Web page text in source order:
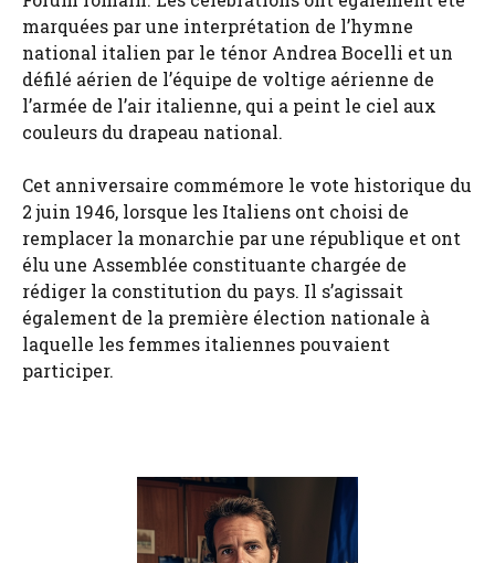
marquées par une interprétation de l’hymne
national italien par le ténor Andrea Bocelli et un
défilé aérien de l’équipe de voltige aérienne de
l’armée de l’air italienne, qui a peint le ciel aux
couleurs du drapeau national.
Cet anniversaire commémore le vote historique du
2 juin 1946, lorsque les Italiens ont choisi de
remplacer la monarchie par une république et ont
élu une Assemblée constituante chargée de
rédiger la constitution du pays. Il s’agissait
également de la première élection nationale à
laquelle les femmes italiennes pouvaient
participer.